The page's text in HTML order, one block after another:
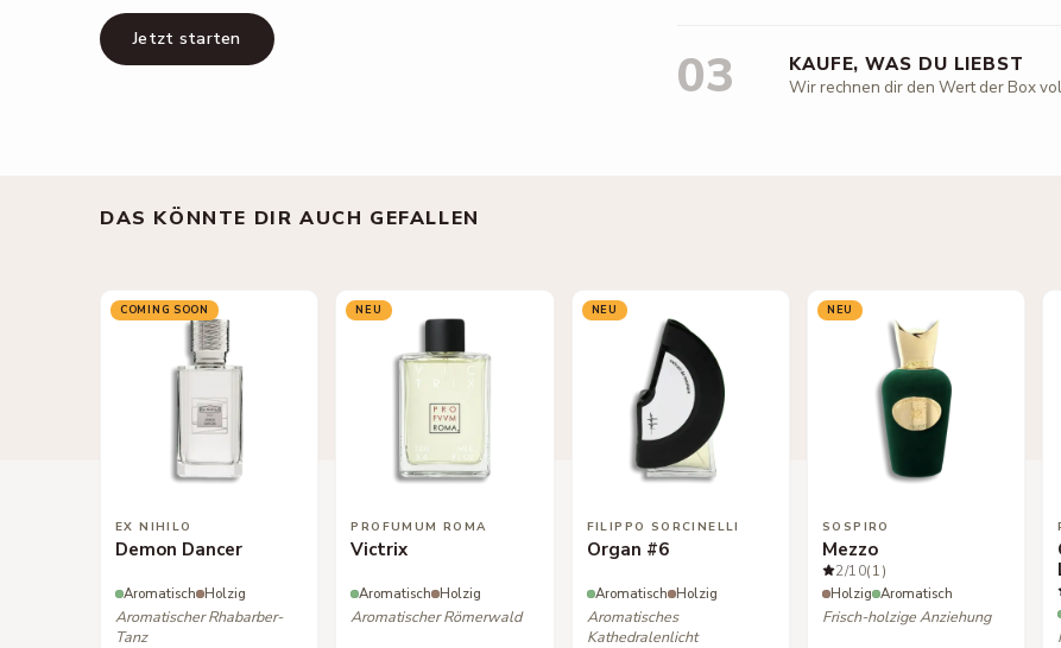
Jetzt starten
03 KAUFE, WAS DU LIEBST
Wir rechnen dir den Wert der Box
DAS KÖNNTE DIR AUCH GEFALLEN
COMING SOON
EX NIHILO
Demon Dancer
Aromatisch Holzig
Aromatischer Rhabarber-
Tanz
NEU
PROFUMUM ROMA
Victrix
Aromatisch Holzig
Aromatischer Römerwald
NEU
FILIPPO SORCINELLI
Organ #6
Aromatisch Holzig
Aromatisches
Kathedralenlicht
NEU
SOSPIRO
Mezzo
2/10(1)
Holzig Aromatisch
Frisch-holzige Anziehung